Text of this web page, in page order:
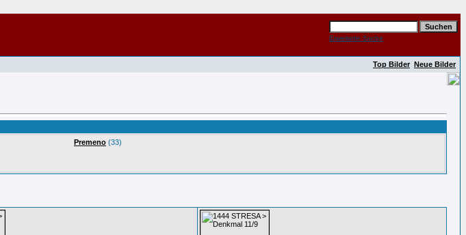
Erweiterte Suche
Top Bilder Neue Bilder
Premeno (33)